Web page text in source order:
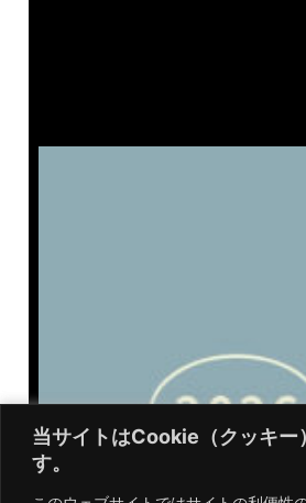
当サイトはCookie（クッキー
す。
当サイトはCookie（クッキー
す。